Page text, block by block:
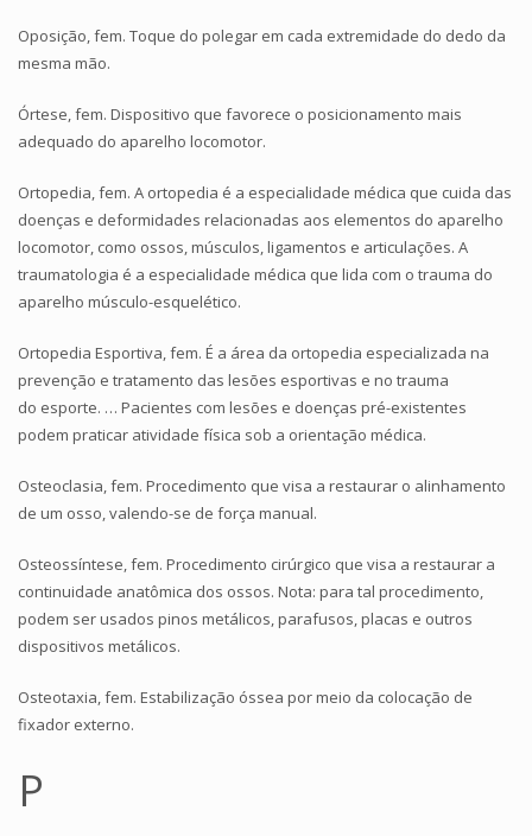
Oposição, fem. Toque do polegar em cada extremidade do dedo da
mesma mão.
Órtese, fem. Dispositivo que favorece o posicionamento mais
adequado do aparelho locomotor.
Ortopedia, fem. A ortopedia é a especialidade médica que cuida das
doenças e deformidades relacionadas aos elementos do aparelho
locomotor, como ossos, músculos, ligamentos e articulações. A
traumatologia é a especialidade médica que lida com o trauma do
aparelho músculo-esquelético.
Ortopedia Esportiva, fem. É a área da ortopedia especializada na
prevenção e tratamento das lesões esportivas e no trauma
do esporte. … Pacientes com lesões e doenças pré-existentes
podem praticar atividade física sob a orientação médica.
Osteoclasia, fem. Procedimento que visa a restaurar o alinhamento
de um osso, valendo-se de força manual.
Osteossíntese, fem. Procedimento cirúrgico que visa a restaurar a
continuidade anatômica dos ossos. Nota: para tal procedimento,
podem ser usados pinos metálicos, parafusos, placas e outros
dispositivos metálicos.
Osteotaxia, fem. Estabilização óssea por meio da colocação de
fixador externo.
P